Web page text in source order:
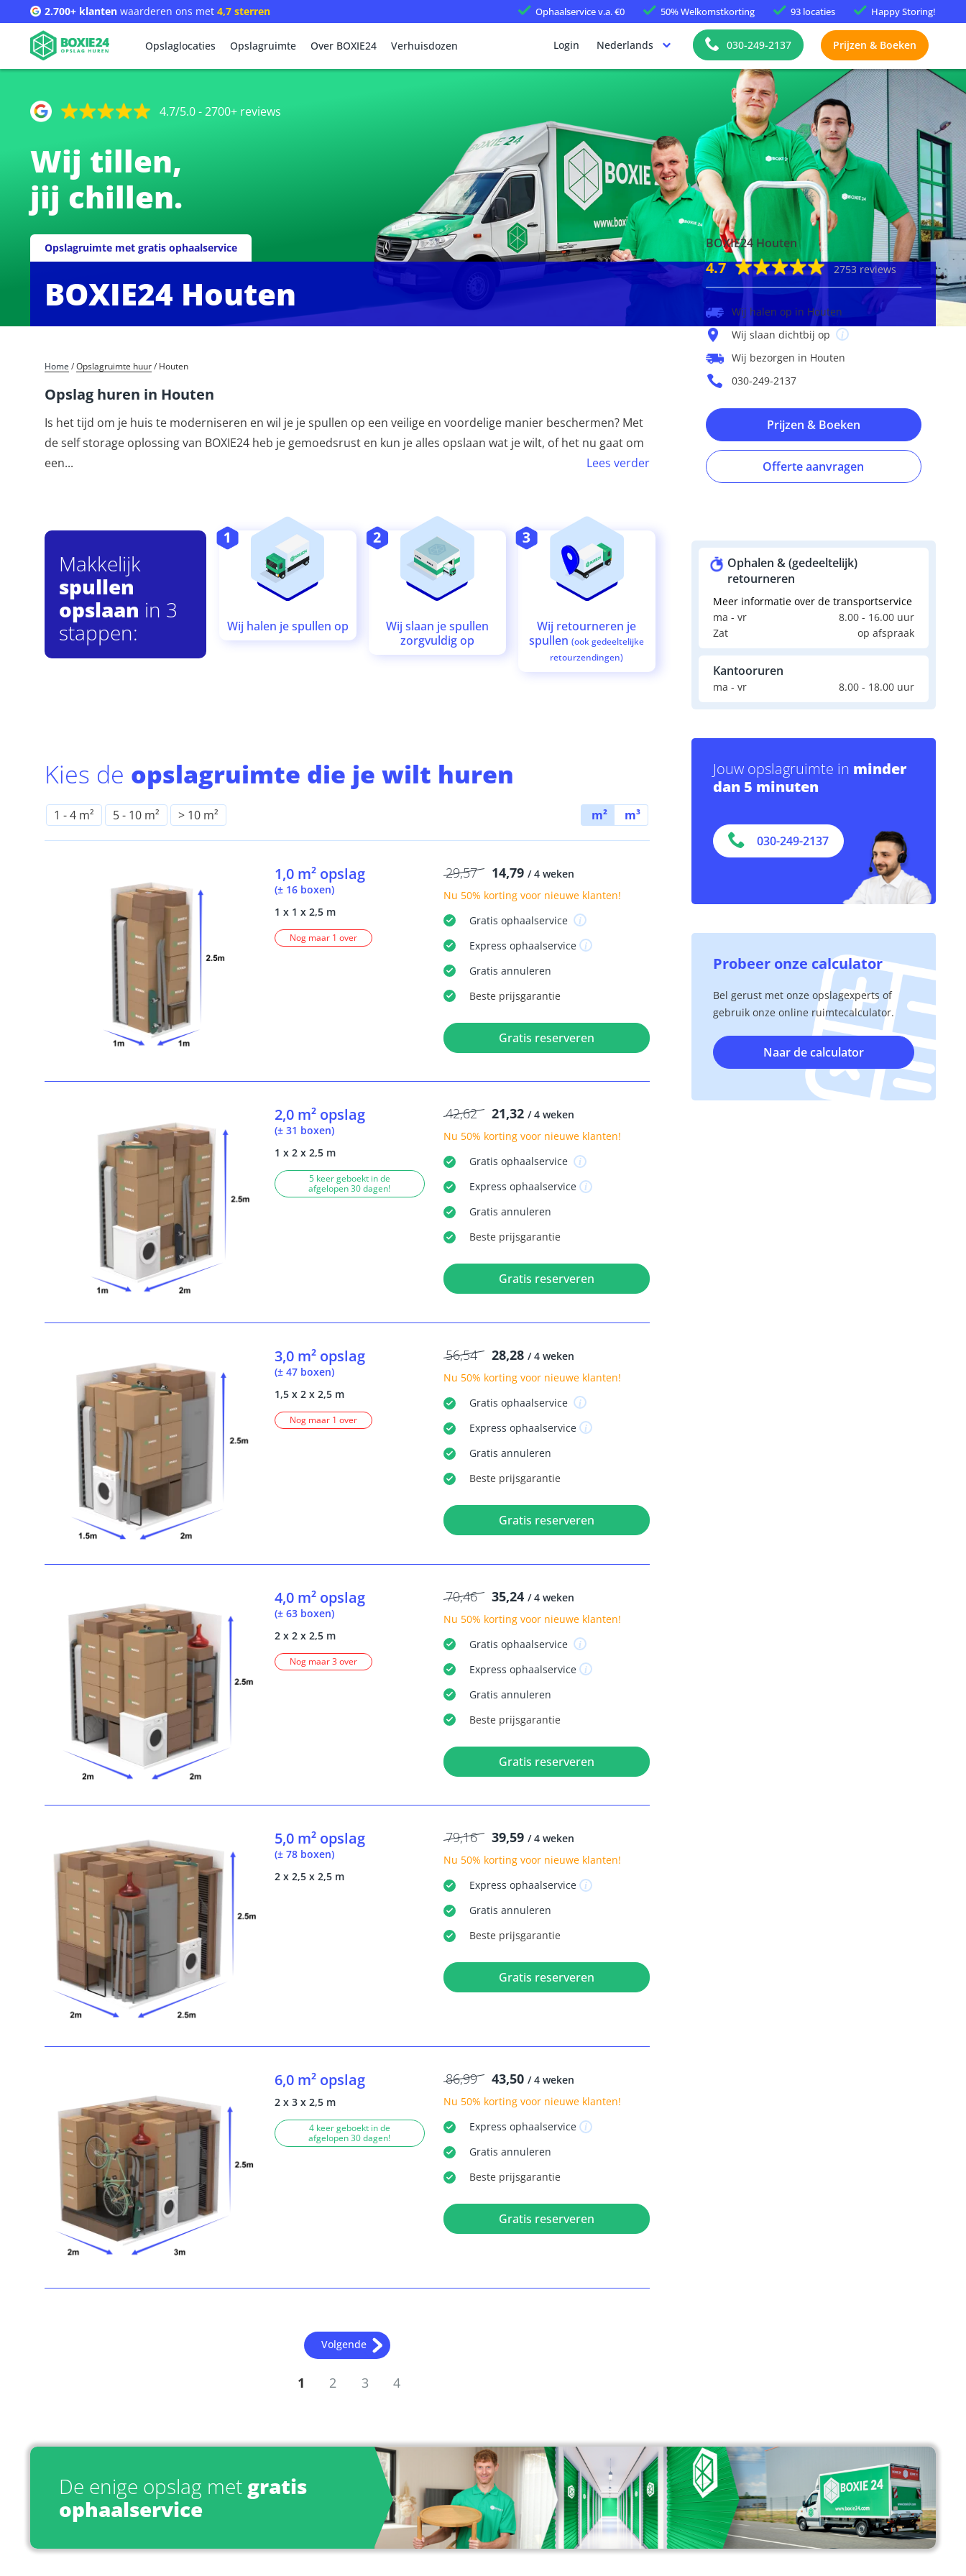
2.700+ klanten waarderen ons met 4,7 sterren Ophaalservicev.a. €0 50%Welkomstkorting 93 locaties HappyStoring!
Opslaglocaties Opslagruimte Over BOXIE24 Verhuisdozen Login Nederlands 030-249-2137 Prijzen & Boeken
4.7/5.0 - 2700+ reviews
Wij tillen,
jij chillen.
Opslagruimte met gratis ophaalservice
BOXIE24 Houten
Home / Opslagruimte huur/ Houten
Opslag huren in Houten
Is het tijd om je huis te moderniseren en wil je je spullen op een veilige en voordelige manier beschermen? Met
de self storage oplossing van BOXIE24 heb je gemoedsrust en kun je alles opslaan wat je wilt, of het nu gaat om
een... Lees verder
Makkelijk
spullen
opslaan in 3
stappen:
Wij halen je spullen op
Wij slaan je spullen
zorgvuldig op
Wij retourneren je
spullen(ook gedeeltelijke
retourzendingen)
BOXIE24 Houten
4.7 2753 reviews
Wij halen op in Houten
Wij slaan dichtbij op
Wij bezorgen in Houten
030-249-2137
Prijzen & Boeken
Offerte aanvragen
Ophalen & (gedeeltelijk)
retourneren
Meer informatie over de transportservice
ma - vr
8.00 - 16.00 uur
Zat
op afspraak
Kantooruren
ma - vr 8.00 - 18.00 uur
Jouw opslagruimte in minder
dan 5 minuten
030-249-2137
Probeer onze calculator
Bel gerust met onze opslagexperts of
gebruik onze online ruimtecalculator.
Naar de calculator
Kies de opslagruimte die je wilt huren
1 -4 m² 5- 10 m² > 10 m² m² m³
1,0 m² opslag
(± 16 boxen)
1 x 1 x 2,5 m
Nog maar 1 over
29,57 14,79 / 4 weken
Nu 50% kortingvoor nieuwe klanten!
Gratis ophaalservice
Express ophaalservice
Gratis annuleren
Beste prijsgarantie
Gratis reserveren
2,0 m² opslag
(± 31 boxen)
1 x 2 x 2,5 m
5 keer geboekt in de
afgelopen 30 dagen!
42,62 21,32 / 4 weken
Nu 50% kortingvoor nieuwe klanten!
Gratis ophaalservice
Express ophaalservice
Gratis annuleren
Beste prijsgarantie
Gratis reserveren
3,0 m² opslag
(± 47 boxen)
1,5 x 2 x 2,5 m
Nog maar 1 over
56,54 28,28 / 4 weken
Nu 50% kortingvoor nieuwe klanten!
Gratis ophaalservice
Express ophaalservice
Gratis annuleren
Beste prijsgarantie
Gratis reserveren
4,0 m² opslag
(± 63 boxen)
2 x 2 x 2,5 m
Nog maar 3 over
70,46 35,24 / 4 weken
Nu 50% kortingvoor nieuwe klanten!
Gratis ophaalservice
Express ophaalservice
Gratis annuleren
Beste prijsgarantie
Gratis reserveren
5,0 m² opslag
(± 78 boxen)
2 x 2,5 x 2,5 m
79,16 39,59 / 4 weken
Nu 50% kortingvoor nieuwe klanten!
Express ophaalservice
Gratis annuleren
Beste prijsgarantie
Gratis reserveren
6,0 m² opslag
2 x 3 x 2,5 m
4 keer geboekt in de
afgelopen 30 dagen!
86,99 43,50 / 4 weken
Nu 50% kortingvoor nieuwe klanten!
Express ophaalservice
Gratis annuleren
Beste prijsgarantie
Gratis reserveren
Volgende
1 2 3 4
De enige opslag met gratis
ophaalservice